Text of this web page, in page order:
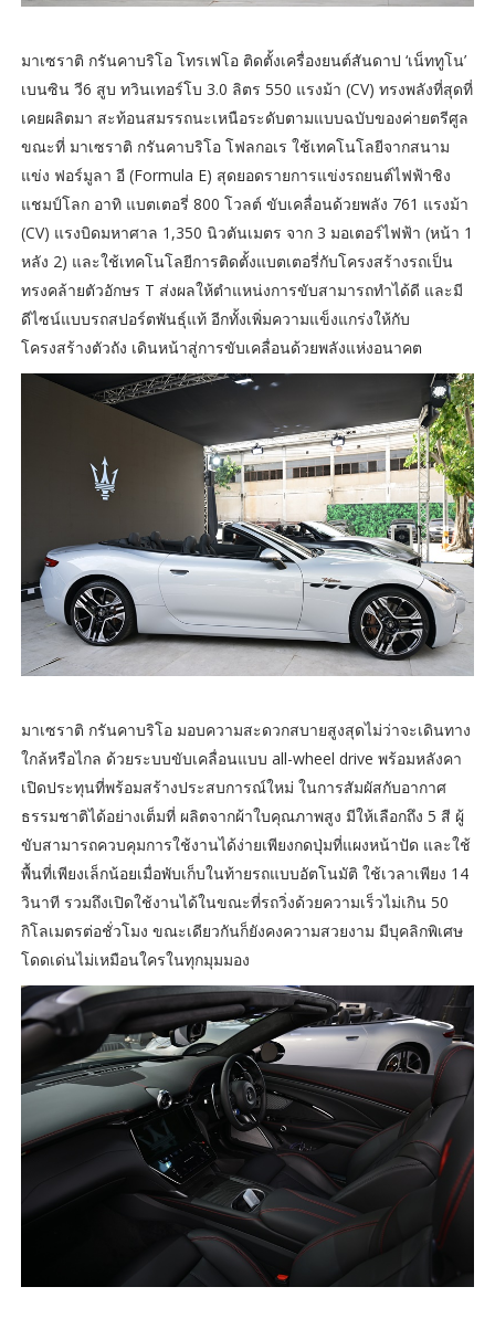
มาเซราติ กรันคาบริโอ โทรเฟโอ ติดตั้งเครื่องยนต์สันดาป ‘เน็ททูโน’
เบนซิน วี6 สูบ ทวินเทอร์โบ 3.0 ลิตร 550 แรงม้า (CV) ทรงพลังที่สุดที่
เคยผลิตมา สะท้อนสมรรถนะเหนือระดับตามแบบฉบับของค่ายตรีศูล
ขณะที่ มาเซราติ กรันคาบริโอ โฟลกอเร ใช้เทคโนโลยีจากสนาม
แข่ง ฟอร์มูลา อี (Formula E) สุดยอดรายการแข่งรถยนต์ไฟฟ้าชิง
แชมป์โลก อาทิ แบตเตอรี่ 800 โวลต์ ขับเคลื่อนด้วยพลัง 761 แรงม้า
(CV) แรงบิดมหาศาล 1,350 นิวตันเมตร จาก 3 มอเตอร์ไฟฟ้า (หน้า 1
หลัง 2) และใช้เทคโนโลยีการติดตั้งแบตเตอรี่กับโครงสร้างรถเป็น
ทรงคล้ายตัวอักษร T ส่งผลให้ตำแหน่งการขับสามารถทำได้ดี และมี
ดีไซน์แบบรถสปอร์ตพันธุ์แท้ อีกทั้งเพิ่มความแข็งแกร่งให้กับ
โครงสร้างตัวถัง เดินหน้าสู่การขับเคลื่อนด้วยพลังแห่งอนาคต
มาเซราติ กรันคาบริโอ มอบความสะดวกสบายสูงสุดไม่ว่าจะเดินทาง
ใกล้หรือไกล ด้วยระบบขับเคลื่อนแบบ all-wheel drive พร้อมหลังคา
เปิดประทุนที่พร้อมสร้างประสบการณ์ใหม่ ในการสัมผัสกับอากาศ
ธรรมชาติได้อย่างเต็มที่ ผลิตจากผ้าใบคุณภาพสูง มีให้เลือกถึง 5 สี ผู้
ขับสามารถควบคุมการใช้งานได้ง่ายเพียงกดปุ่มที่แผงหน้าปัด และใช้
พื้นที่เพียงเล็กน้อยเมื่อพับเก็บในท้ายรถแบบอัตโนมัติ ใช้เวลาเพียง 14
วินาที รวมถึงเปิดใช้งานได้ในขณะที่รถวิ่งด้วยความเร็วไม่เกิน 50
กิโลเมตรต่อชั่วโมง ขณะเดียวกันก็ยังคงความสวยงาม มีบุคลิกพิเศษ
โดดเด่นไม่เหมือนใครในทุกมุมมอง